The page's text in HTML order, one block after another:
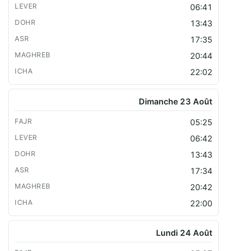
06:41
13:43
17:35
20:44
22:02
Dimanche 23 Août
05:25
06:42
13:43
17:34
20:42
22:00
Lundi 24 Août